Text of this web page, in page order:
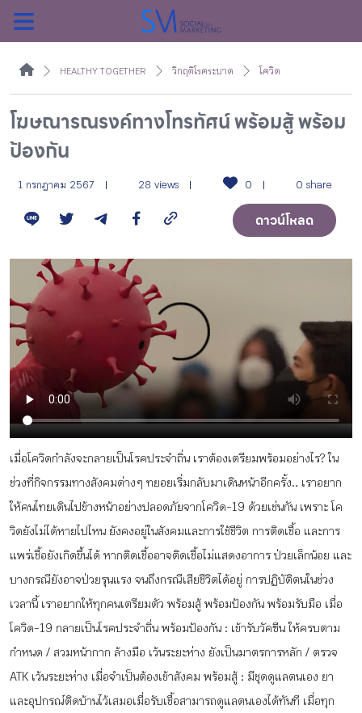
ค้นหา
หน้าแรกแคมเปญ
บทความแนะนำ
บทความแคมเปญ
สื่อของแคมเปญ
กิจกรรม
หัวข้อที่เราแนะนำ
เข้าสู่ระบบ/สมัครสมาชิก
TH EN
HEALTHY TOGETHER วิกฤติโรคระบาด โควิด
โฆษณารณรงค์ทางโทรทัศน์ พร้อมสู้ พร้อม
ป้องกัน
1 กรกฎาคม 2567 28 views 0 0 share
ดาวน์โหลด
เมื่อโควิดกำลังจะกลายเป็นโรคประจำถิ่น เราต้องเตรียมพร้อมอย่างไร? ใน
ช่วงที่กิจกรรมทางสังคมต่าง ๆ ทยอยเริ่มกลับมาเดินหน้าอีกครั้ง.. เราอยาก
ให้คนไทยเดินไปข้างหน้าอย่างปลอดภัยจากโควิด-19 ด้วยเช่นกัน เพราะ โค
วิดยังไม่ได้หายไปไหน ยังคงอยู่ในสังคมและการใช้ชีวิต การติดเชื้อ และการ
แพร่เชื้อยังเกิดขึ้นได้ หากติดเชื้ออาจติดเชื้อไม่แสดงอาการ ป่วยเล็กน้อย และ
บางกรณียังอาจป่วยรุนแรง จนถึงกรณีเสียชีวิตได้อยู่ การปฏิบัติตนในช่วง
เวลานี้ เราอยากให้ทุกคนเตรียมตัว พร้อมสู้ พร้อมป้องกัน พร้อมรับมือ เมื่อ
โควิด-19 กลายเป็นโรคประจำถิ่น พร้อมป้องกัน : เข้ารับวัคซีน ให้ครบตาม
กำหนด / สวมหน้ากาก ล้างมือ เว้นระยะห่าง ยังเป็นมาตรการหลัก / ตรวจ
ATK เว้นระยะห่าง เมื่อจำเป็นต้องเข้าสังคม พร้อมสู้ : มีชุดดูแลตนเอง ยา
และอุปกรณ์ติดบ้านไว้เสมอเมื่อรับเชื้อสามารถดูแลตนเองได้ทันที เมื่อทุก